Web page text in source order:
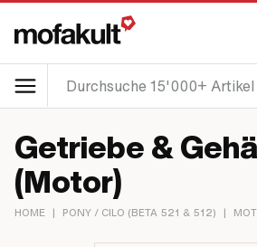
Getriebe &
(Motor)
HOME | PONY / CILO (BETA 521 & 512) |